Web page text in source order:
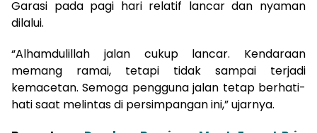
Garasi pada pagi hari relatif lancar dan nyaman
dilalui.
“Alhamdulillah jalan cukup lancar. Kendaraan
memang ramai, tetapi tidak sampai terjadi
kemacetan. Semoga pengguna jalan tetap berhati-
hati saat melintas di persimpangan ini,” ujarnya.